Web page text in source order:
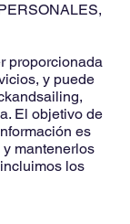
proporcionada
y puede
El objetivo de
es
mantenerlos
los